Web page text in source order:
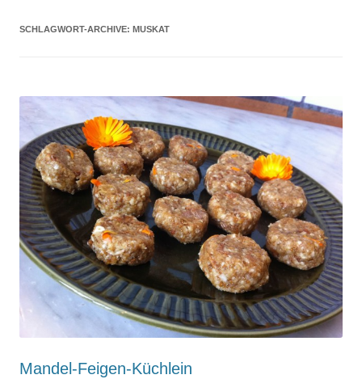
SCHLAGWORT-ARCHIVE: MUSKAT
Mandel-Feigen-Küchlein